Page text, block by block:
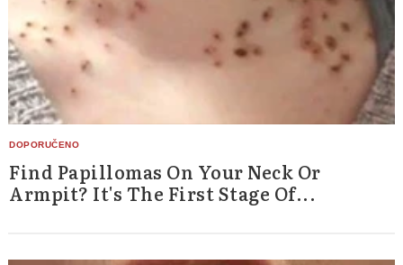
Find Papillomas On Your Neck Or
Armpit? It's The First Stage Of...